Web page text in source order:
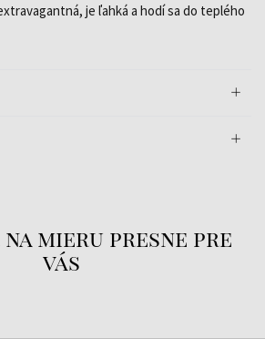
je ľahká a hodí sa do teplého
na mieru presne pre
vás